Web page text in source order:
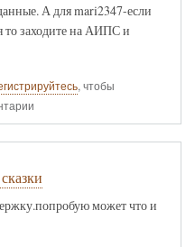
А для mari2347-если
то заходите на АИПС и
, чтобы
может что и